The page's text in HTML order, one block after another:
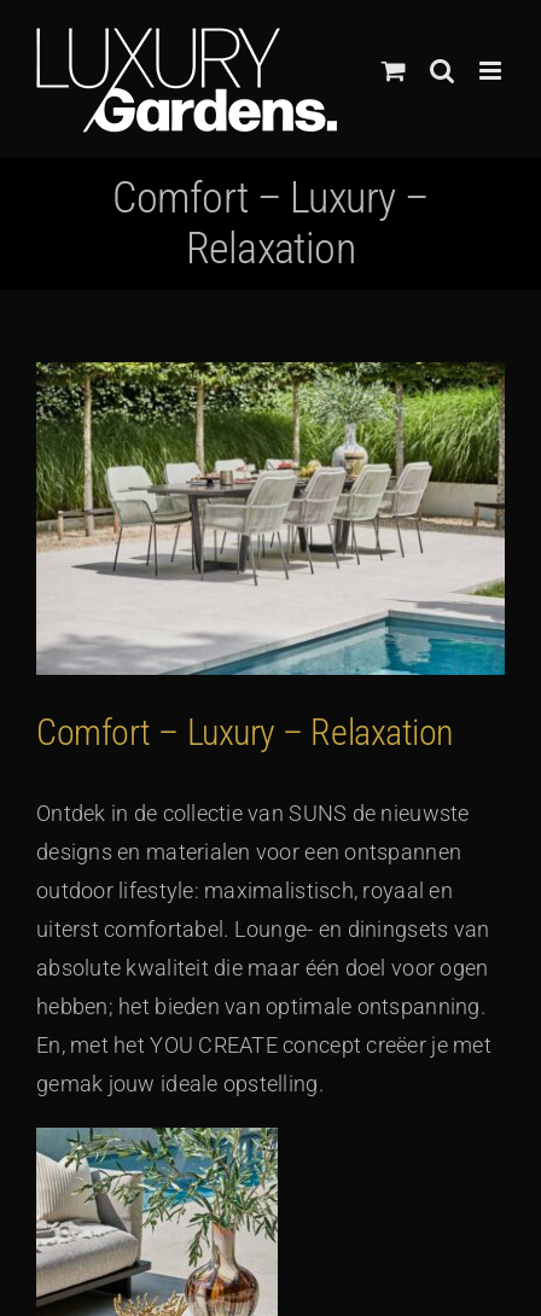
inhoud
Comfort – Luxury –
Relaxation
Bekijk
grotere
afbeelding
Comfort – Luxury – Relaxation
Ontdek in de collectie van SUNS de nieuwste
designs en materialen voor een ontspannen
outdoor lifestyle: maximalistisch, royaal en
uiterst comfortabel. Lounge- en diningsets van
absolute kwaliteit die maar één doel voor ogen
hebben; het bieden van optimale ontspanning.
En, met het YOU CREATE concept creëer je met
gemak jouw ideale opstelling.